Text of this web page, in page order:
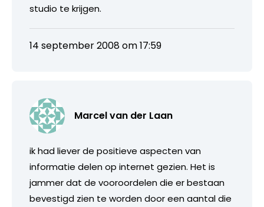
studio te krijgen.
14 september 2008 om 17:59
Marcel van der Laan
ik had liever de positieve aspecten van
informatie delen op internet gezien. Het is
jammer dat de vooroordelen die er bestaan
bevestigd zien te worden door een aantal die